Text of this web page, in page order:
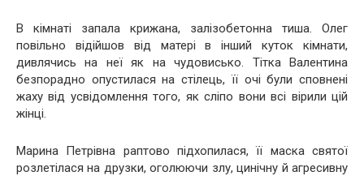
В кімнаті запала крижана, залізобетонна тиша. Олег
повільно відійшов від матері в інший куток кімнати,
дивлячись на неї як на чудовисько. Тітка Валентина
безпорадно опустилася на стілець, її очі були сповнені
жаху від усвідомлення того, як сліпо вони всі вірили цій
жінці.
Марина Петрівна раптово підхопилася, її маска святої
розлетілася на друзки, оголюючи злу, цинічну й агресивну